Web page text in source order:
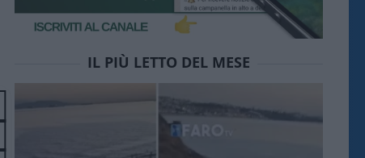
IL PIÙ LETTO DEL MESE